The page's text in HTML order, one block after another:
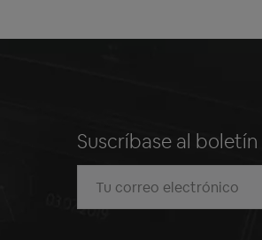
Suscríbase al